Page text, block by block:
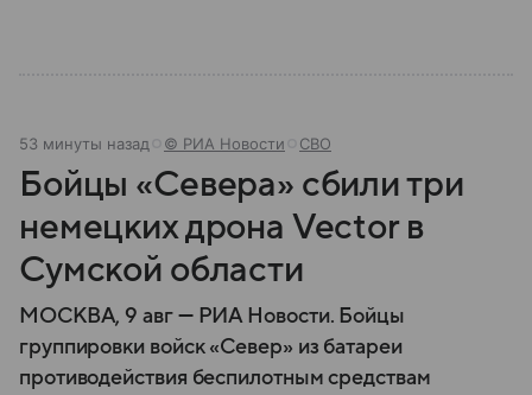
53 минуты назад © РИА Новости СВО
Бойцы «Севера» сбили три
немецких дрона Vector в
Сумской области
МОСКВА, 9 авг — РИА Новости. Бойцы
группировки войск «Север» из батареи
противодействия беспилотным средствам